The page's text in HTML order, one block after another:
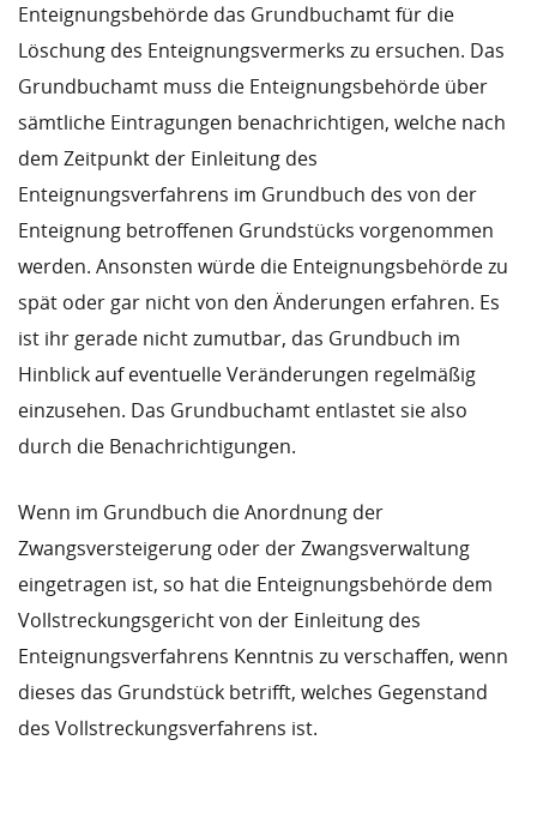
Enteignungsbehörde das Grundbuchamt für die
Löschung des Enteignungsvermerks zu ersuchen. Das
Grundbuchamt muss die Enteignungsbehörde über
sämtliche Eintragungen benachrichtigen, welche nach
dem Zeitpunkt der Einleitung des
Enteignungsverfahrens im Grundbuch des von der
Enteignung betroffenen Grundstücks vorgenommen
werden. Ansonsten würde die Enteignungsbehörde zu
spät oder gar nicht von den Änderungen erfahren. Es
ist ihr gerade nicht zumutbar, das Grundbuch im
Hinblick auf eventuelle Veränderungen regelmäßig
einzusehen. Das Grundbuchamt entlastet sie also
durch die Benachrichtigungen.
Wenn im Grundbuch die Anordnung der
Zwangsversteigerung oder der Zwangsverwaltung
eingetragen ist, so hat die Enteignungsbehörde dem
Vollstreckungsgericht von der Einleitung des
Enteignungsverfahrens Kenntnis zu verschaffen, wenn
dieses das Grundstück betrifft, welches Gegenstand
des Vollstreckungsverfahrens ist.